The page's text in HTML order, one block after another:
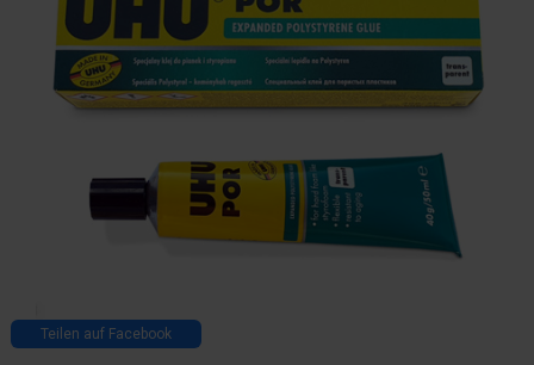
Teilen auf Facebook